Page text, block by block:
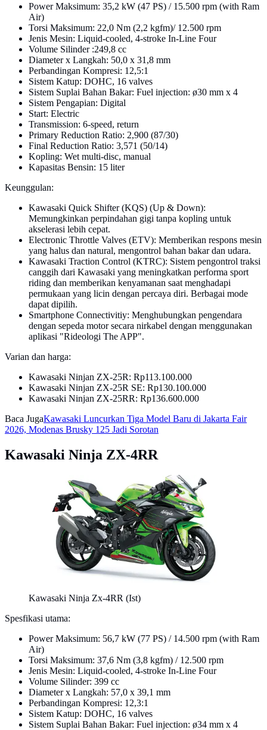
Power Maksimum: 35,2 kW (47 PS) / 15.500 rpm (with Ram
Air)
Torsi Maksimum: 22,0 Nm (2,2 kgfm)/ 12.500 rpm
Jenis Mesin: Liquid-cooled, 4-stroke In-Line Four
Volume Silinder :249,8 cc
Diameter x Langkah: 50,0 x 31,8 mm
Perbandingan Kompresi: 12,5:1
Sistem Katup: DOHC, 16 valves
Sistem Suplai Bahan Bakar: Fuel injection: ø30 mm x 4
Sistem Pengapian: Digital
Start: Electric
Transmission: 6-speed, return
Primary Reduction Ratio: 2,900 (87/30)
Final Reduction Ratio: 3,571 (50/14)
Kopling: Wet multi-disc, manual
Kapasitas Bensin: 15 liter
Keunggulan:
Kawasaki Quick Shifter (KQS) (Up & Down):
Memungkinkan perpindahan gigi tanpa kopling untuk
akselerasi lebih cepat.
Electronic Throttle Valves (ETV): Memberikan respons mesin
yang halus dan natural, mengontrol bahan bakar dan udara.
Kawasaki Traction Control (KTRC): Sistem pengontrol traksi
canggih dari Kawasaki yang meningkatkan performa sport
riding dan memberikan kenyamanan saat menghadapi
permukaan yang licin dengan percaya diri. Berbagai mode
dapat dipilih.
Smartphone Connectivitiy: Menghubungkan pengendara
dengan sepeda motor secara nirkabel dengan menggunakan
aplikasi "Rideologi The APP".
Varian dan harga:
Kawasaki Ninjan ZX-25R: Rp113.100.000
Kawasaki Ninjan ZX-25R SE: Rp130.100.000
Kawasaki Ninjan ZX-25RR: Rp136.600.000
Baca JugaKawasaki Luncurkan Tiga Model Baru di Jakarta Fair
2026, Modenas Brusky 125 Jadi Sorotan
Kawasaki Ninja ZX-4RR
Kawasaki Ninja Zx-4RR (Ist)
Spesfikasi utama:
Power Maksimum: 56,7 kW (77 PS) / 14.500 rpm (with Ram
Air)
Torsi Maksimum: 37,6 Nm (3,8 kgfm) / 12.500 rpm
Jenis Mesin: Liquid-cooled, 4-stroke In-Line Four
Volume Silinder: 399 cc
Diameter x Langkah: 57,0 x 39,1 mm
Perbandingan Kompresi: 12,3:1
Sistem Katup: DOHC, 16 valves
Sistem Suplai Bahan Bakar: Fuel injection: ø34 mm x 4